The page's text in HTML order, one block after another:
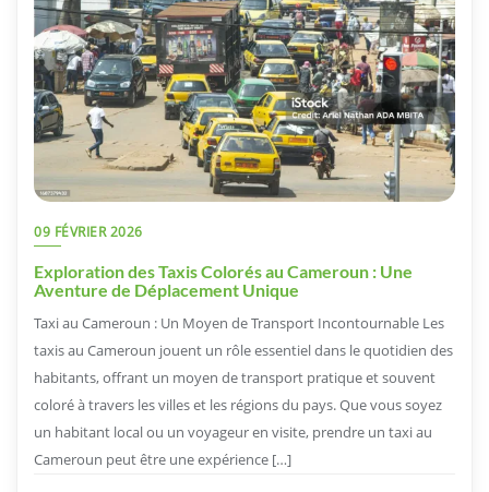
09 FÉVRIER 2026
Exploration des Taxis Colorés au Cameroun : Une
Aventure de Déplacement Unique
Taxi au Cameroun : Un Moyen de Transport Incontournable Les
taxis au Cameroun jouent un rôle essentiel dans le quotidien des
habitants, offrant un moyen de transport pratique et souvent
coloré à travers les villes et les régions du pays. Que vous soyez
un habitant local ou un voyageur en visite, prendre un taxi au
Cameroun peut être une expérience […]